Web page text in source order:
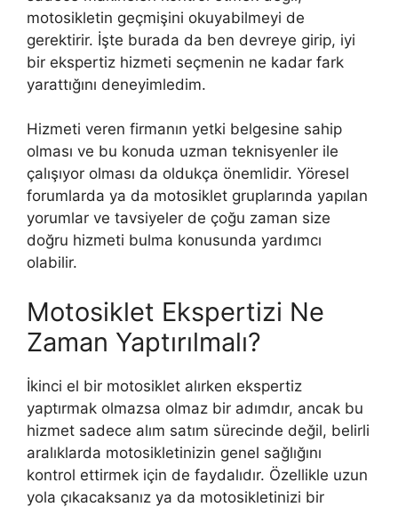
motosikletin geçmişini okuyabilmeyi de
gerektirir. İşte burada da ben devreye girip, iyi
bir ekspertiz hizmeti seçmenin ne kadar fark
yarattığını deneyimledim.
Hizmeti veren firmanın yetki belgesine sahip
olması ve bu konuda uzman teknisyenler ile
çalışıyor olması da oldukça önemlidir. Yöresel
forumlarda ya da motosiklet gruplarında yapılan
yorumlar ve tavsiyeler de çoğu zaman size
doğru hizmeti bulma konusunda yardımcı
olabilir.
Motosiklet Ekspertizi Ne
Zaman Yaptırılmalı?
İkinci el bir motosiklet alırken ekspertiz
yaptırmak olmazsa olmaz bir adımdır, ancak bu
hizmet sadece alım satım sürecinde değil, belirli
aralıklarda motosikletinizin genel sağlığını
kontrol ettirmek için de faydalıdır. Özellikle uzun
yola çıkacaksanız ya da motosikletinizi bir